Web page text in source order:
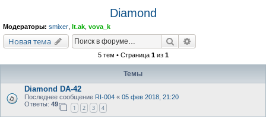
Diamond
Модераторы: smixer lt.ak vova_k
Новая тема Поиск
5 тем • Страница 1из 1
Темы
Diamond DA-42
Последнее сообщение RI-004 « 05 фев 2018, 21:20
Ответы: 49
1 2 3 4